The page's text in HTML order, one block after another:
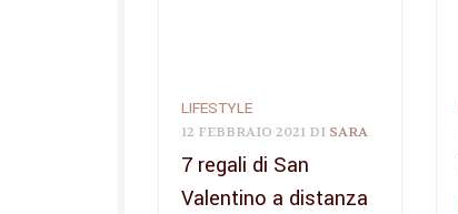
LIFESTYLE
12 FEBBRAIO 2021 DI SARA
7 regali di San
Valentino a distanza